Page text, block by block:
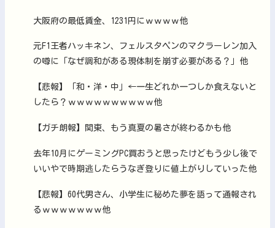
大阪府の最低賃金、1231円にｗｗｗｗ他
元F1王者ハッキネン、フェルスタペンのマクラーレン加入
の噂に「なぜ調和がある現体制を崩す必要がある？」他
【悲報】「和・洋・中」←一生どれか一つしか食えないと
したら？ｗｗｗｗｗｗｗｗｗｗ他
【ガチ朗報】関東、もう真夏の暑さが終わるかも他
去年10月にゲーミングPC買おうと思ったけどもう少し後で
いいやで時期逃したらうなぎ登りに値上がりしていった他
【悲報】60代男さん、小学生に秘めた夢を語って通報され
るｗｗｗｗｗｗｗ他